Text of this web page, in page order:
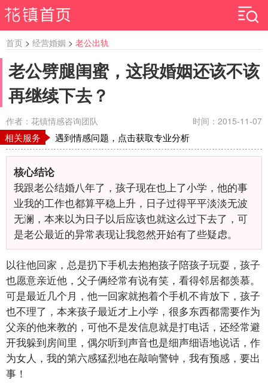
首页 > 经营婚姻 > 老公出轨
老公劈腿闺蜜，这段婚姻还该不该
再继续下去？
作者：花镇情感咨询团队 时间：2015-11-07
相关服务 遇到情感问题，点击获取专业分析
核心结论
我跟老公结婚八年了，孩子现在也上了小学，他的事
业我的工作也都算平稳上升，日子过得平平淡淡无波
无澜，本来以为日子以后应该也就这么过下去了，可
是老公最近的异常表现让我忽然开始有了些疑虑。
以往他回家，总是扔下手机去抱抱孩子陪孩子玩耍，孩子
也愿意亲近他，父子俩经常有说有笑，看得邻居都羡慕。
可是最近几个月，他一回家就抱着个手机不肯放下，孩子
也不理了，本来孩子最近才上小学，很多东西都需要作为
父亲的他来教的，可他不是发信息就是打电话，还经常避
开我躲到房间里，偶尔听到声音也是细声细语地说话，作
为女人，我的第六感猛烈地在敲响警钟，我有预感，要出
事！